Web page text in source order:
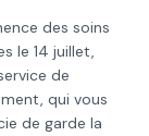
des soins
le 14 juillet,
de
qui vous
de garde la